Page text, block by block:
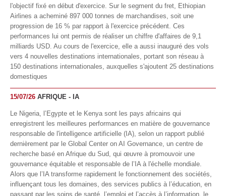
l'objectif fixé en début d'exercice. Sur le segment du fret, Ethiopian
Airlines a acheminé 897 000 tonnes de marchandises, soit une
progression de 16 % par rapport à l'exercice précédent. Ces
performances lui ont permis de réaliser un chiffre d'affaires de 9,1
milliards USD. Au cours de l'exercice, elle a aussi inauguré des vols
vers 4 nouvelles destinations internationales, portant son réseau à
150 destinations internationales, auxquelles s'ajoutent 25 destinations
domestiques
15/07/26 AFRIQUE - IA
Le Nigeria, l’Egypte et le Kenya sont les pays africains qui
enregistrent les meilleures performances en matière de gouvernance
responsable de l'intelligence artificielle (IA), selon un rapport publié
dernièrement par le Global Center on AI Governance, un centre de
recherche basé en Afrique du Sud, qui œuvre à promouvoir une
gouvernance équitable et responsable de l’IA à l'échelle mondiale.
Alors que l’IA transforme rapidement le fonctionnement des sociétés,
influençant tous les domaines, des services publics à l’éducation, en
passant par les soins de santé, l’emploi et l’accès à l’information, le